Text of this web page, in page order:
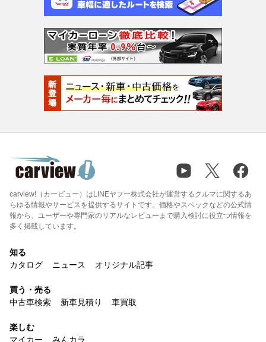
carview!（カービュー）はLINEヤフー株式会社が運営するクルマに関するあ
らゆる情報やサービスを提供するサイトです。価格やスペックなどの公式情
報から、ユーザーや専門家のリアルなレビューまで購入検討に役立つ情報を
多く掲載しています。
知る
カタログ
ニュース オリジナル記事
買う・売る
中古車検索
新車見積り 車買取
楽しむ
マイカー
みんカラ